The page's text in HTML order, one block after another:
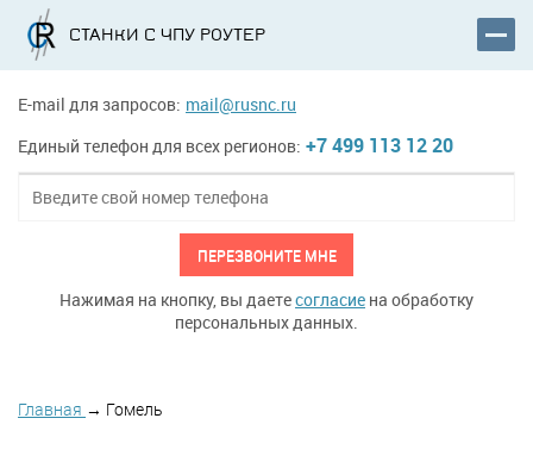
СТАНКИ С ЧПУ РОУТЕР
E-mail для запросов: mail@rusnc.ru
Единый телефон для всех регионов: +7 499 113 12 20
ПЕРЕЗВОНИТЕ МНЕ
Нажимая на кнопку, вы даетесогласие на обработку
персональных данных.
Главная → Гомель